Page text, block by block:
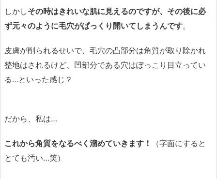
しかしその時はきれいな肌に見えるのですが、その後に必
ず元々のように毛穴がぱっくり開いてしまうんです。
皮膚が削られるせいで、毛穴の凸部分は角質が取り除かれ
整地はされるけど、凹部分である穴はぽっこり目立ってい
る…といった感じ？
だから、私は…
これから角質をなるべく溜めていきます！
（字面にすると
とても汚い…笑）